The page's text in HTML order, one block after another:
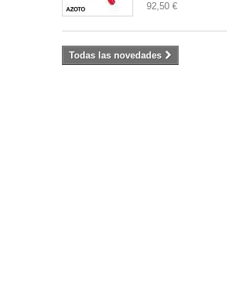
92,50 €
Todas las novedades